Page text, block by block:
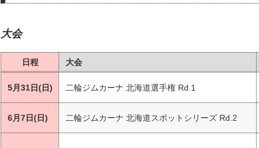
日程 大会
5月31日(日) 二輪ジムカーナ 北海道選手権 Rd.1
6月7日(日) 二輪ジムカーナ 北海道スポットシリーズ Rd.2
大会